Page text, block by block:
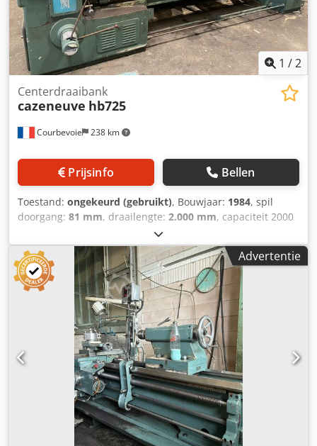
1 /2
Courbevoie 238 km
Centerdraaibank
cazeneuve hb725
Prijsinfo Bellen
Toestand: ongekeurd (gebruikt), Bouwjaar: 1984, spil
doorgang: 81 mm, draailengte: 2.000 mm, capaciteit 2000
x 725 mm diameter over de dwarsgeleiding 400 mm
Cjdozpza Iepfx Ahreha spindelboordiameter 81 mm
gewicht 3100 kg
Advertentie